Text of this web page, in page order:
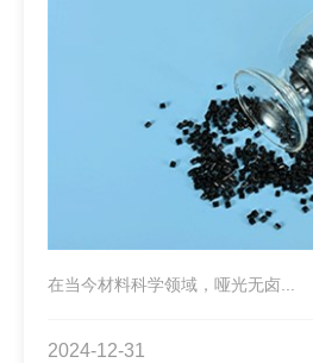
在当今材料科学领域，哑光无卤...
2024-12-31